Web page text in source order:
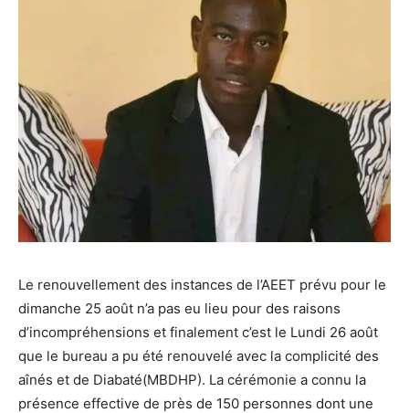
Le renouvellement des instances de l’AEET prévu pour le
dimanche 25 août n’a pas eu lieu pour des raisons
d’incompréhensions et finalement c’est le Lundi 26 août
que le bureau a pu été renouvelé avec la complicité des
aînés et de Diabaté(MBDHP). La cérémonie a connu la
présence effective de près de 150 personnes dont une